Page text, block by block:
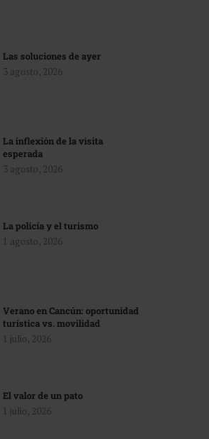
Las soluciones de ayer
3 agosto, 2026
La inflexión de la visita
esperada
3 agosto, 2026
La policía y el turismo
1 agosto, 2026
Verano en Cancún: oportunidad
turística vs. movilidad
1 julio, 2026
El valor de un pato
1 julio, 2026